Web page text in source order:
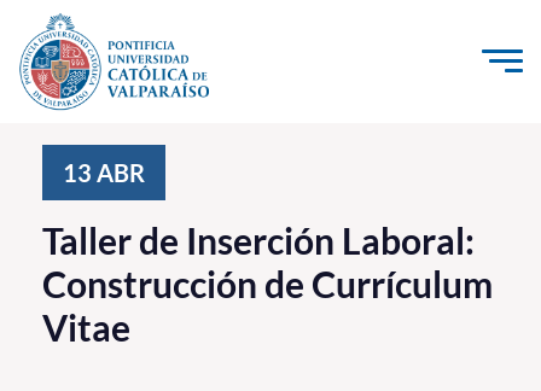
Click acá para ir directamente al contenido
Investigación, Creación e Innovación
PUCV Internacional
Vinculación con el Medio
13 ABR
Taller de Inserción Laboral:
Construcción de Currículum
Vitae